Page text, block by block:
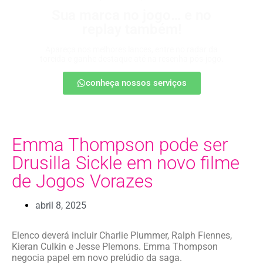
conheça nossos serviços
Emma Thompson pode ser
Drusilla Sickle em novo filme
de Jogos Vorazes
abril 8, 2025
Elenco deverá incluir Charlie Plummer, Ralph Fiennes,
Kieran Culkin e Jesse Plemons. Emma Thompson
negocia papel em novo prelúdio da saga.